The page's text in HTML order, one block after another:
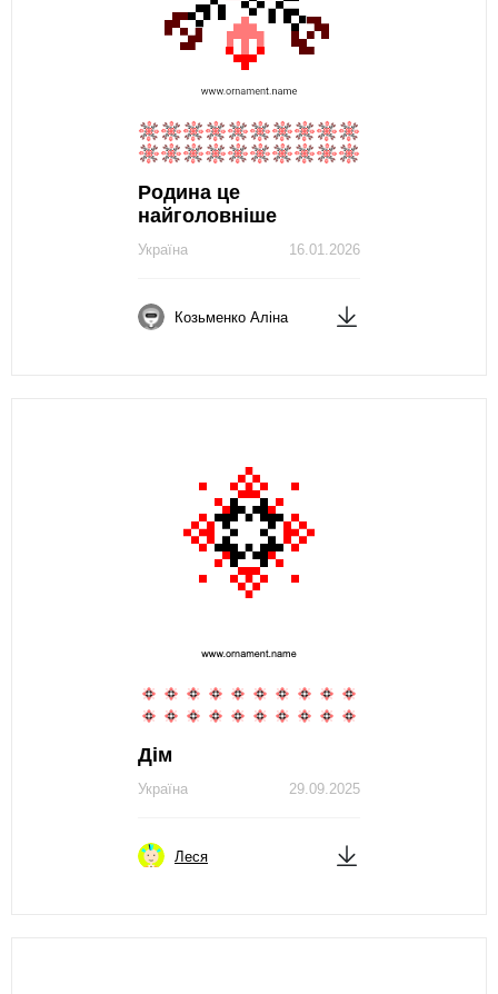
Родина це
найголовніше
16.01.2026
Україна
Козьменко Аліна
Дім
29.09.2025
Україна
Леся